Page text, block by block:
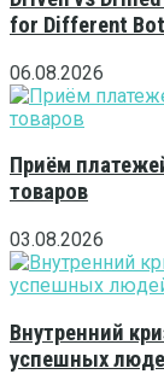
for Different
06.08.2026
Приём
товаров
03.08.2026
Внутренний
успешных